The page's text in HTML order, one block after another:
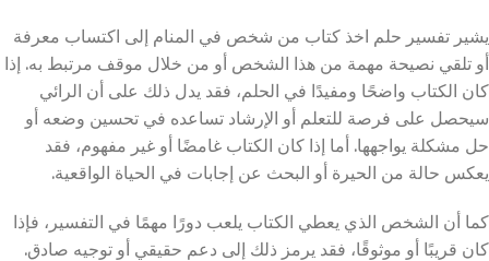
يشير تفسير حلم اخذ كتاب من شخص في المنام إلى اكتساب معرفة
أو تلقي نصيحة مهمة من هذا الشخص أو من خلال موقف مرتبط به. إذا
كان الكتاب واضحًا ومفيدًا في الحلم، فقد يدل ذلك على أن الرائي
سيحصل على فرصة للتعلم أو الإرشاد تساعده في تحسين وضعه أو
حل مشكلة يواجهها. أما إذا كان الكتاب غامضًا أو غير مفهوم، فقد
يعكس حالة من الحيرة أو البحث عن إجابات في الحياة الواقعية.
كما أن الشخص الذي يعطي الكتاب يلعب دورًا مهمًا في التفسير، فإذا
كان قريبًا أو موثوقًا، فقد يرمز ذلك إلى دعم حقيقي أو توجيه صادق.